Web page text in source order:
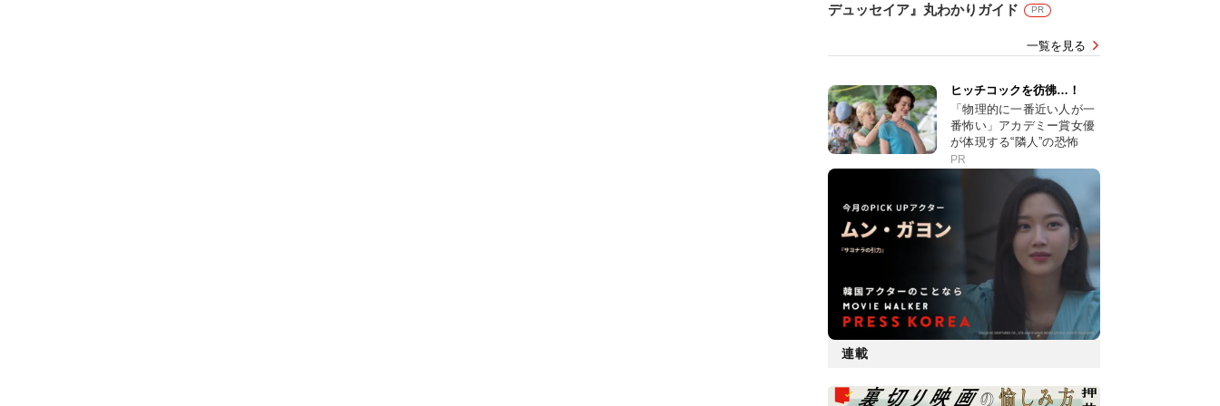
デュッセイア』丸わかりガイド PR
一覧を見る
ヒッチコックを彷彿…！
「物理的に一番近い人が一
番怖い」アカデミー賞女優
が体現する“隣人”の恐怖
PR
連載